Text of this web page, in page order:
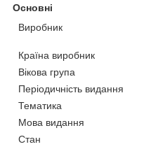
Основні
Виробник
Країна виробник
Вікова група
Періодичність видання
Тематика
Мова видання
Стан